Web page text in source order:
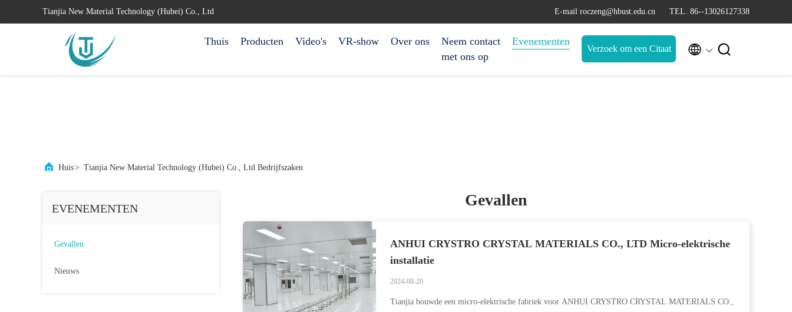
Tianjia New Material Technology (Hubei) Co., Ltd E-mail roczeng@hbust.edu.cn TEL. 86--13026127338
Thuis Producten Video's VR-show Over ons
Neem contact
met ons op
Evenementen
Verzoek om een Citaat  
Huis> Tianjia New Material Technology (Hubei) Co., Ltd Bedrijfszaken
EVENEMENTEN
Gevallen
Nieuws
Gevallen
ANHUI CRYSTRO CRYSTAL MATERIALS CO., LTD Micro-elektrische
installatie
2024-08-20
Tianjia bouwde een micro-elektrische fabriek voor ANHUI CRYSTRO CRYSTAL MATERIALS CO.,